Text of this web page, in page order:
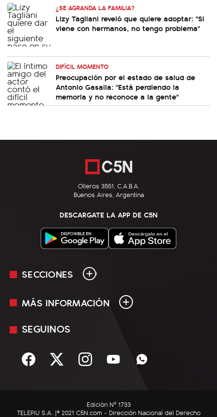
¿SE AGRANDA LA FAMILIA?
Lizy Tagliani reveló que quiere adoptar: "Si
viene con hermanos, no tengo problema"
DIFÍCIL MOMENTO
Preocupación por el estado de salud de
Antonio Gasalla: "Está perdiendo la
memoria y no reconoce a la gente"
Olleros 3551, C.A.B.A.
Buenos Aires, Argentina
DESCARGATE LA APP DE C5N
SECCIONES
En Vivo
Sociedad
C5N Autos
MÁS INFORMACIÓN
Mediakit
Términos y condiciones
SEGUINOS
Edición Nº 1733
TELEPIU S.A. |© 2021 C5N.com - Dirección Nacional del Derecho